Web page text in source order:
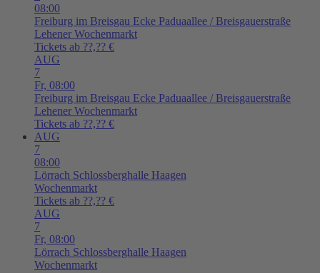
08:00
Freiburg im Breisgau Ecke Paduaallee / Breisgauerstraße
Lehener Wochenmarkt
Tickets ab ??,?? €
AUG
7
Fr, 08:00
Freiburg im Breisgau Ecke Paduaallee / Breisgauerstraße
Lehener Wochenmarkt
Tickets ab ??,?? €
AUG
7
08:00
Lörrach Schlossberghalle Haagen
Wochenmarkt
Tickets ab ??,?? €
AUG
7
Fr, 08:00
Lörrach Schlossberghalle Haagen
Wochenmarkt